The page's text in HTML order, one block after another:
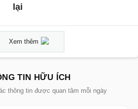
lại
Xem thêm
TIN HỮU ÍCH
thông tin được quan tâm mỗi ngày